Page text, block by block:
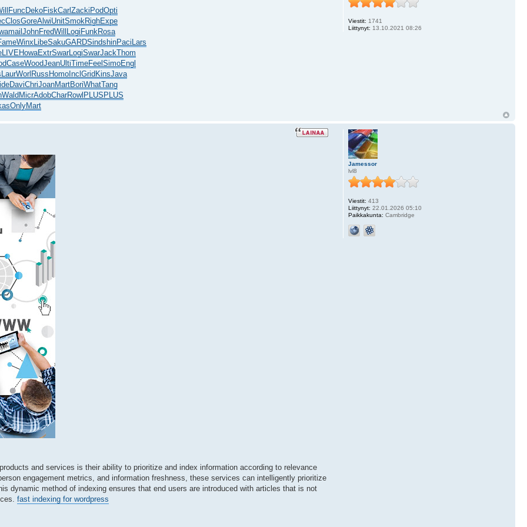
Func DekoFiskCarl ZackiPodOpti
ClosGoreAlwiUnitSmokRighExpe
mail JohnFredWill Logi FunkRosa
Winx LibeSakuGARDSindshinPaci Lars
LIVEHowaExtrSwarLogiSwarJackThom
CaseWoodJeanUltiTimeFeel SimoEngl
LaurWorl Russ Homo Incl Grid KinsJava
DaviChriJoanMartBoriWhatTang
Wald MicrAdobCharRowl PLUS PLUS
OnlyMart
Viestit: 1741
Liittynyt: 13.10.2021 08:26
and services is their ability to prioritize and index information according to relevance
engagement metrics, and information freshness, these services can intelligently prioritize
dynamic method of indexing ensures that end users are introduced with articles that is not
fast indexing for wordpress
Jamessor
lvl8
Viestit: 413
Liittynyt: 22.01.2026 05:10
Paikkakunta: Cambridge